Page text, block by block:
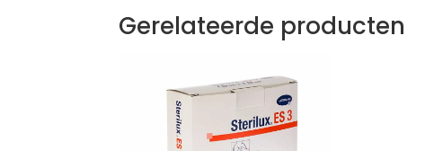
Gerelateerde producten